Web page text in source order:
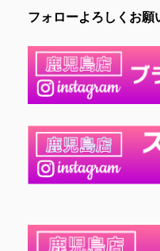
フォローよろしくお願